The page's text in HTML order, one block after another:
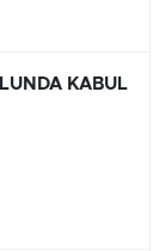
KABUL